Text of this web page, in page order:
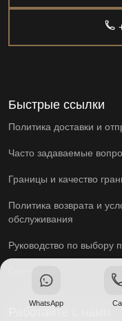
Быстрые ссылки
Политика доставки и
Часто задаваемые
Границы и качество
Политика возврата и
обслуживания
Руководство по выбору
Глоссарий
WhatsApp